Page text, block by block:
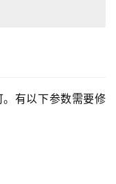
有以下参数需要修